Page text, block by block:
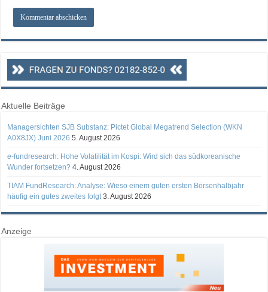
Aktuelle Beiträge
Managersichten SJB Substanz: Pictet Global Megatrend Selection (WKN
A0X8JX) Juni 2026 5. August 2026
e-fundresearch: Hohe Volatilität im Kospi: Wird sich das südkoreanische
Wunder fortsetzen? 4. August 2026
TIAM FundResearch: Analyse: Wieso einem guten ersten Börsenhalbjahr
häufig ein gutes zweites folgt 3. August 2026
Anzeige